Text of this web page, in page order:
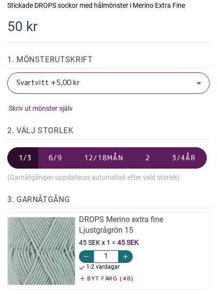
Stickade DROPS sockor med hålmönster i Merino Extra Fine
50 kr
1. MÖNSTERUTSKRIFT
Skriv ut mönster själv
2. VÄLJ STORLEK
1/3 6/9 12/18MÅN 2 3/4ÅR
(Garnåtgången uppdateras automatisk efter vald storlek)
3. GARNÅTGÅNG
DROPS Merino extra fine
Ljustgrågrön 15
45 SEK x 1 = 45 SEK
1-2 vardagar
BYT FÄRG (48)